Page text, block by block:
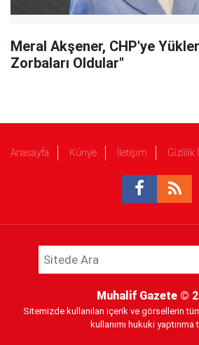
Meral Akşener, CHP'ye
Zorbaları Oldular"
Anasayfa Künye İletişim Gizlilik
Muhalif Gazete ©
Sitemizde kullanılan içerik ve görsellerin
kullanımı hukuki yaptırıma